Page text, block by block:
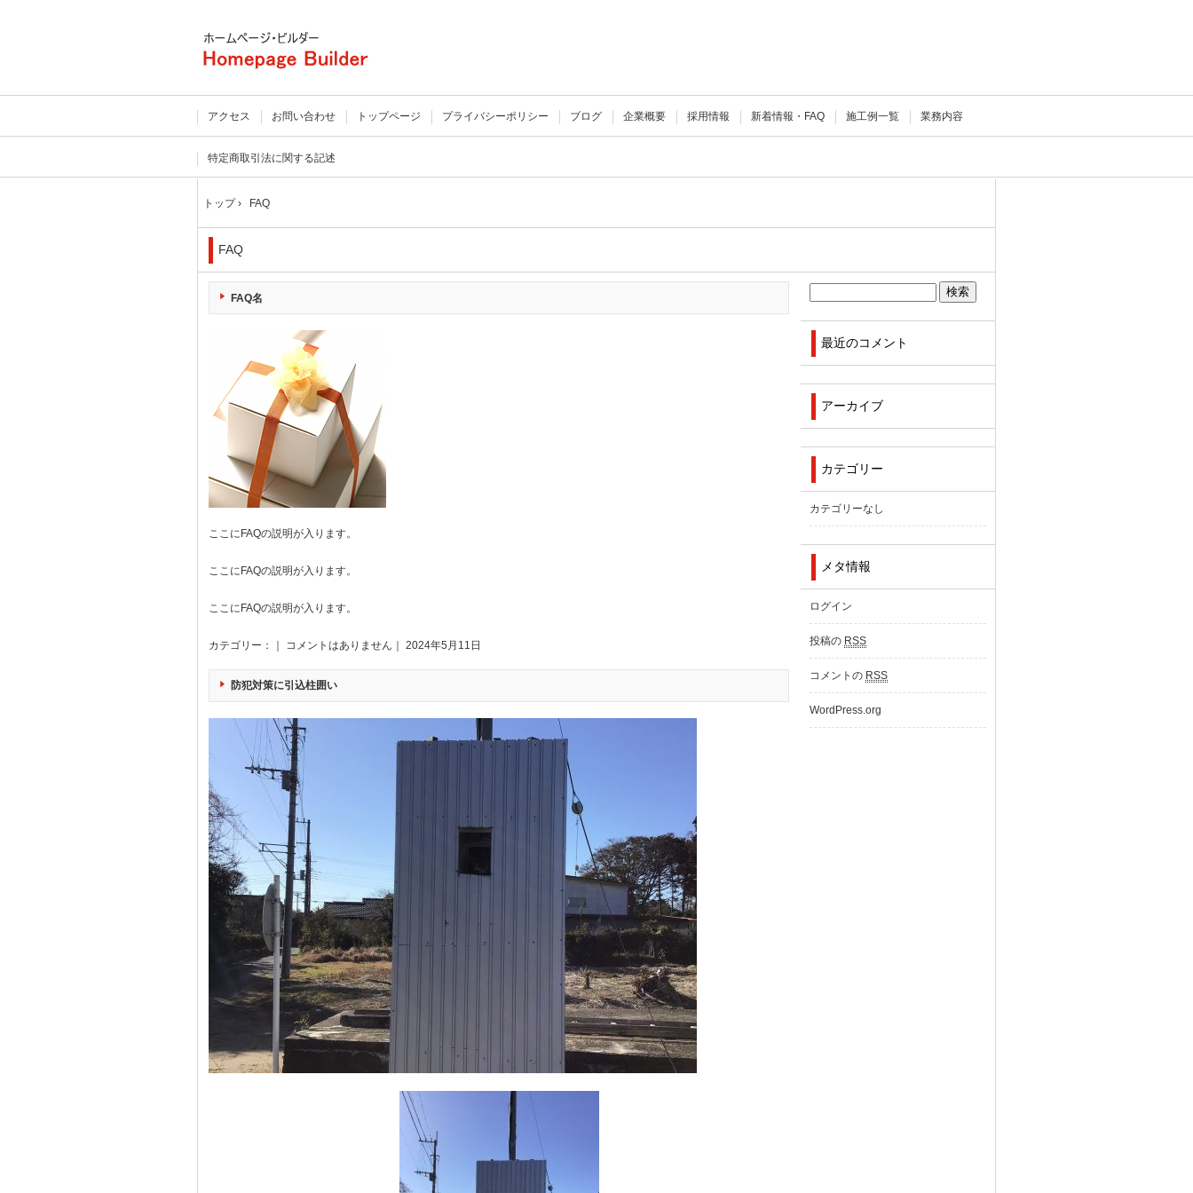
アクセス お問い合わせ トップページ プライバシーポリシー ブログ 企業概要 採用情報 新着情報・FAQ 施工例一覧 業務内容
特定商取引法に関する記述
トップ› FAQ
FAQ
FAQ名
ここにFAQの説明が入ります。
ここにFAQの説明が入ります。
ここにFAQの説明が入ります。
カテゴリー：｜ コメントはありません ｜ 2024年5月11日
防犯対策に引込柱囲い
最近のコメント
アーカイブ
カテゴリー
カテゴリーなし
メタ情報
ログイン
投稿の RSS
コメントの RSS
WordPress.org